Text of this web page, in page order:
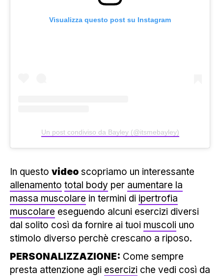
Visualizza questo post su Instagram
Un post condiviso da Bayley (@itsmebayley)
In questo video scopriamo un interessante
allenamento total body per aumentare la
massa muscolare in termini di ipertrofia
muscolare eseguendo alcuni esercizi diversi
dal solito così da fornire ai tuoi muscoli uno
stimolo diverso perchè crescano a riposo.
PERSONALIZZAZIONE: Come sempre
presta attenzione agli esercizi che vedi così da